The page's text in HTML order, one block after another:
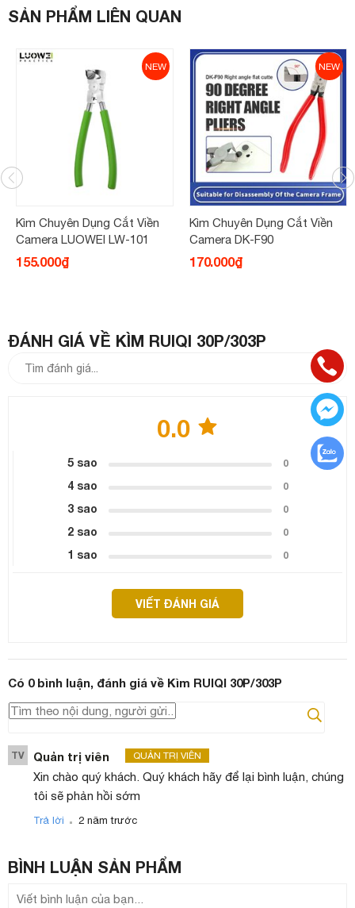
SẢN PHẨM LIÊN QUAN
NEW
Kìm Chuyên Dụng Cắt Viền
Camera LUOWEI LW-101
155.000₫
NEW
Kìm Chuyên Dụng Cắt Viền
Camera DK-F90
170.000₫
ĐÁNH GIÁ VỀ KÌM RUIQI 30P/303P
0.0
5 sao 0
4 sao 0
3 sao 0
2 sao 0
1 sao 0
VIẾT ĐÁNH GIÁ
Có 0bình luận, đánh giá về Kìm RUIQI 30P/303P
TV Quản trị viên QUẢN TRỊ VIÊN
Xin chào quý khách. Quý khách hãy để lại bình luận, chúng
tôi sẽ phản hồi sớm
Trả lời . 2 năm trước
BÌNH LUẬN SẢN PHẨM